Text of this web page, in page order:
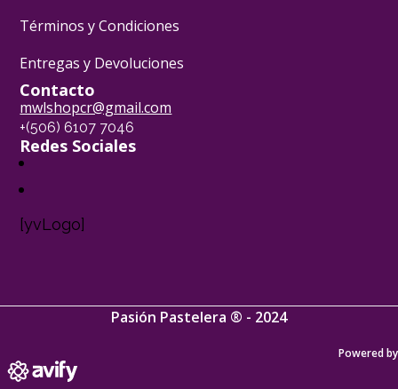
Términos y Condiciones
Entregas y Devoluciones
Contacto
mwlshopcr@gmail.com
+(506) 6107 7046
Redes Sociales
[yvLogo]
Pasión Pastelera ® - 2024
Powered by